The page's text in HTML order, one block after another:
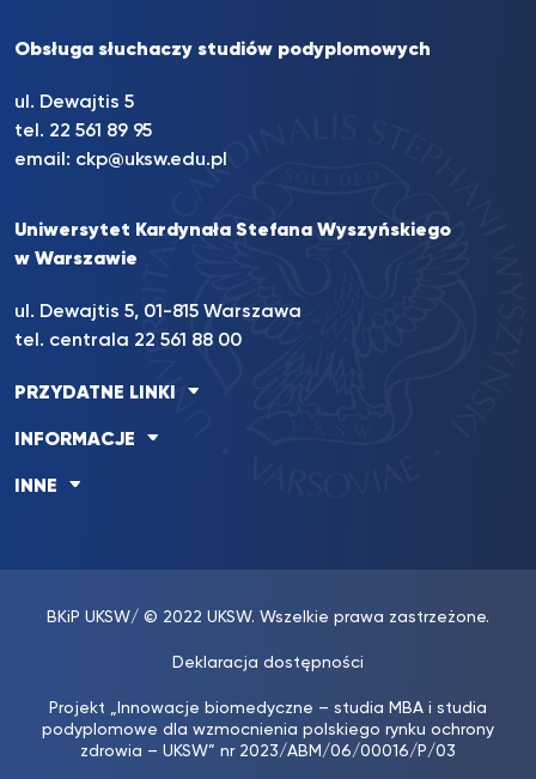
Obsługa słuchaczy studiów podyplomowych
ul. Dewajtis 5
tel. 22 561 89 95
email: ckp@uksw.edu.pl
Uniwersytet Kardynała Stefana Wyszyńskiego
w Warszawie
ul. Dewajtis 5, 01-815 Warszawa
tel. centrala 22 561 88 00
PRZYDATNE LINKI
INFORMACJE
INNE
BKiP UKSW/ © 2022 UKSW. Wszelkie prawa zastrzeżone.
Deklaracja dostępności
Projekt „Innowacje biomedyczne – studia MBA i studia
podyplomowe dla wzmocnienia polskiego rynku ochrony
zdrowia – UKSW” nr 2023/ABM/06/00016/P/03